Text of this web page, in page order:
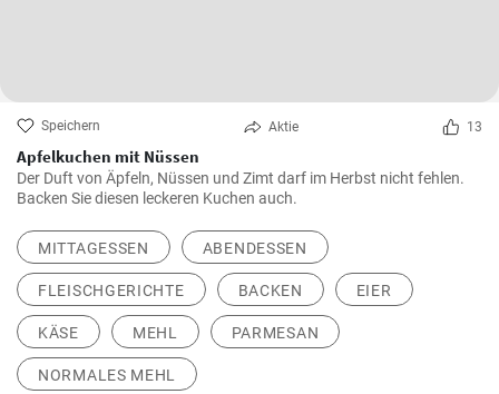
Speichern Aktie 13
Apfelkuchen mit Nüssen
Der Duft von Äpfeln, Nüssen und Zimt darf im Herbst nicht fehlen.
Backen Sie diesen leckeren Kuchen auch.
MITTAGESSEN ABENDESSEN
FLEISCHGERICHTE BACKEN EIER
KÄSE MEHL PARMESAN
NORMALES MEHL